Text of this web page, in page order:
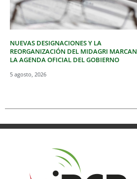
NUEVAS DESIGNACIONES Y LA
REORGANIZACIÓN DEL MIDAGRI MARCAN
LA AGENDA OFICIAL DEL GOBIERNO
5 agosto, 2026